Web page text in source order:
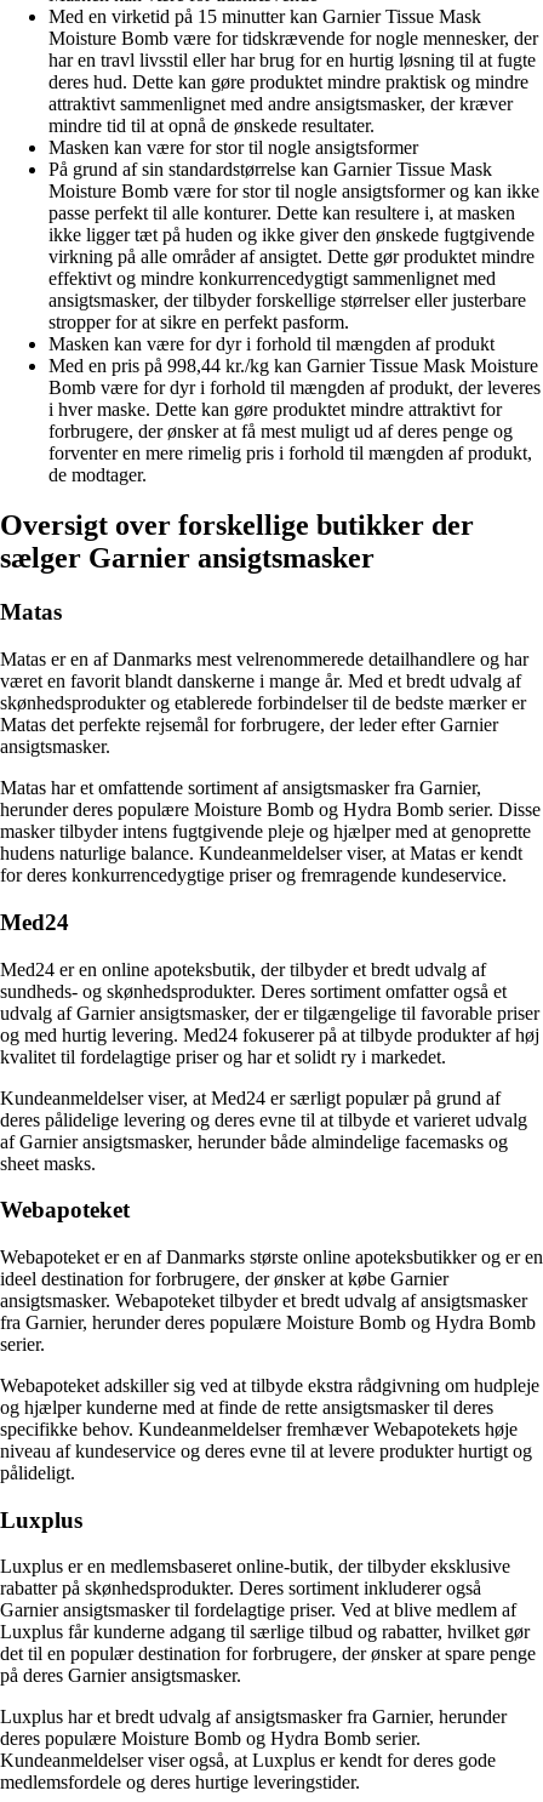
Med en virketid på 15 minutter kan Garnier Tissue Mask
Moisture Bomb være for tidskrævende for nogle mennesker, der
har en travl livsstil eller har brug for en hurtig løsning til at fugte
deres hud. Dette kan gøre produktet mindre praktisk og mindre
attraktivt sammenlignet med andre ansigtsmasker, der kræver
mindre tid til at opnå de ønskede resultater.
Masken kan være for stor til nogle ansigtsformer
På grund af sin standardstørrelse kan Garnier Tissue Mask
Moisture Bomb være for stor til nogle ansigtsformer og kan ikke
passe perfekt til alle konturer. Dette kan resultere i, at masken
ikke ligger tæt på huden og ikke giver den ønskede fugtgivende
virkning på alle områder af ansigtet. Dette gør produktet mindre
effektivt og mindre konkurrencedygtigt sammenlignet med
ansigtsmasker, der tilbyder forskellige størrelser eller justerbare
stropper for at sikre en perfekt pasform.
Masken kan være for dyr i forhold til mængden af produkt
Med en pris på 998,44 kr./kg kan Garnier Tissue Mask Moisture
Bomb være for dyr i forhold til mængden af produkt, der leveres
i hver maske. Dette kan gøre produktet mindre attraktivt for
forbrugere, der ønsker at få mest muligt ud af deres penge og
forventer en mere rimelig pris i forhold til mængden af produkt,
de modtager.
Oversigt over forskellige butikker der
sælger Garnier ansigtsmasker
Matas
Matas er en af Danmarks mest velrenommerede detailhandlere og har
været en favorit blandt danskerne i mange år. Med et bredt udvalg af
skønhedsprodukter og etablerede forbindelser til de bedste mærker er
Matas det perfekte rejsemål for forbrugere, der leder efter Garnier
ansigtsmasker.
Matas har et omfattende sortiment af ansigtsmasker fra Garnier,
herunder deres populære Moisture Bomb og Hydra Bomb serier. Disse
masker tilbyder intens fugtgivende pleje og hjælper med at genoprette
hudens naturlige balance. Kundeanmeldelser viser, at Matas er kendt
for deres konkurrencedygtige priser og fremragende kundeservice.
Med24
Med24 er en online apoteksbutik, der tilbyder et bredt udvalg af
sundheds- og skønhedsprodukter. Deres sortiment omfatter også et
udvalg af Garnier ansigtsmasker, der er tilgængelige til favorable priser
og med hurtig levering. Med24 fokuserer på at tilbyde produkter af høj
kvalitet til fordelagtige priser og har et solidt ry i markedet.
Kundeanmeldelser viser, at Med24 er særligt populær på grund af
deres pålidelige levering og deres evne til at tilbyde et varieret udvalg
af Garnier ansigtsmasker, herunder både almindelige facemasks og
sheet masks.
Webapoteket
Webapoteket er en af Danmarks største online apoteksbutikker og er en
ideel destination for forbrugere, der ønsker at købe Garnier
ansigtsmasker. Webapoteket tilbyder et bredt udvalg af ansigtsmasker
fra Garnier, herunder deres populære Moisture Bomb og Hydra Bomb
serier.
Webapoteket adskiller sig ved at tilbyde ekstra rådgivning om hudpleje
og hjælper kunderne med at finde de rette ansigtsmasker til deres
specifikke behov. Kundeanmeldelser fremhæver Webapotekets høje
niveau af kundeservice og deres evne til at levere produkter hurtigt og
pålideligt.
Luxplus
Luxplus er en medlemsbaseret online-butik, der tilbyder eksklusive
rabatter på skønhedsprodukter. Deres sortiment inkluderer også
Garnier ansigtsmasker til fordelagtige priser. Ved at blive medlem af
Luxplus får kunderne adgang til særlige tilbud og rabatter, hvilket gør
det til en populær destination for forbrugere, der ønsker at spare penge
på deres Garnier ansigtsmasker.
Luxplus har et bredt udvalg af ansigtsmasker fra Garnier, herunder
deres populære Moisture Bomb og Hydra Bomb serier.
Kundeanmeldelser viser også, at Luxplus er kendt for deres gode
medlemsfordele og deres hurtige leveringstider.